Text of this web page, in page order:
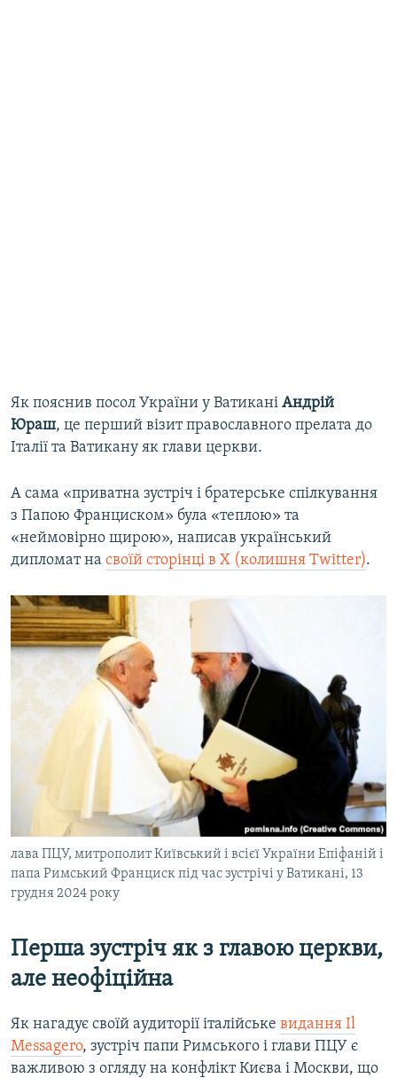
Як пояснив посол України у Ватикані Андрій
Юраш, це перший візит православного прелата до
Італії та Ватикану як глави церкви.
А сама «приватна зустріч і братерське спілкування
з Папою Франциском» була «теплою» та
«неймовірно щирою», написав український
дипломат на своїй сторінці в Х (колишня Twitter).
лава ПЦУ, митрополит Київський і всієї України Епіфаній і
папа Римський Франциск під час зустрічі у Ватикані, 13
грудня 2024 року
Перша зустріч як з главою церкви,
але неофіційна
Як нагадує своїй аудиторії італійське видання Il
Messagero, зустріч папи Римського і глави ПЦУ є
важливою з огляду на конфлікт Києва і Москви, що